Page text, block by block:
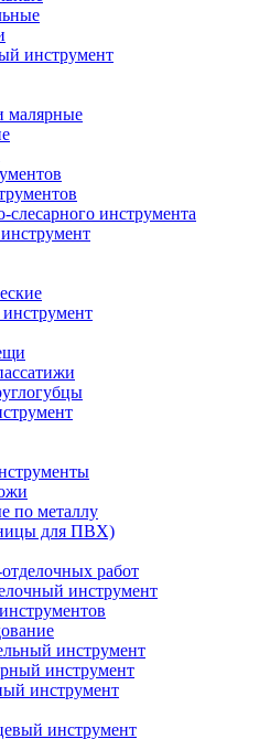
инструмент
малярные
слесарного инструмента
по металлу
для ПВХ)
работ
инструмент
инструмент
инструмент
инструмент
инструмент